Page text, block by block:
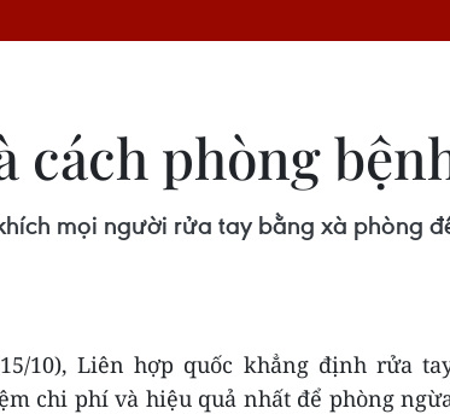
cách phòng
mọi người rửa tay bằng xà phòng
10), Liên hợp quốc khẳng định rửa
chi phí và hiệu quả nhất để phòng